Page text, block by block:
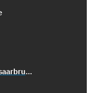
fragestunde-mitte@saarbruecken.de